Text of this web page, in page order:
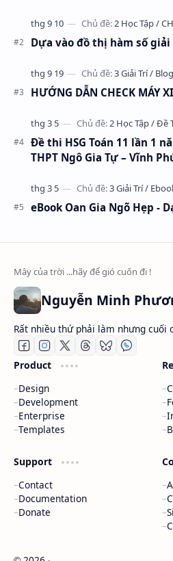
Dựa vào đồ thị hàm số
HƯỚNG DẪN CHECK MÁY
Đề thi HSG Toán 11 lần 1
THPT Ngô Gia Tự – Vĩnh
eBook Oan Gia Ngõ Hẹp -
Rất nhiều thứ phải làm nhưng cuối
Product
Design
Development
Enterprise
Templates
Support
Contact
Documentation
Donate